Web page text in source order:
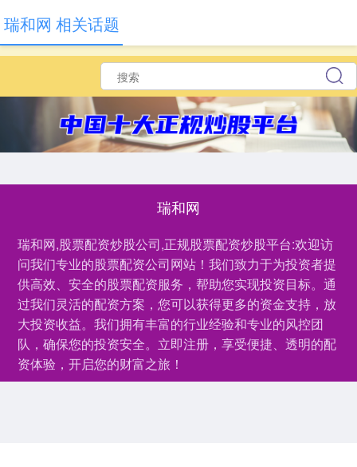
瑞和网
瑞和网,股票配资炒股公司,正规股票配资炒股平台:欢迎访
问我们专业的股票配资公司网站！我们致力于为投资者提
供高效、安全的股票配资服务，帮助您实现投资目标。通
过我们灵活的配资方案，您可以获得更多的资金支持，放
大投资收益。我们拥有丰富的行业经验和专业的风控团
队，确保您的投资安全。立即注册，享受便捷、透明的配
资体验，开启您的财富之旅！
瑞和网 相关话题